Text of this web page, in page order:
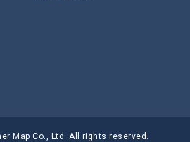
Map Co., Ltd. All rights reserved.